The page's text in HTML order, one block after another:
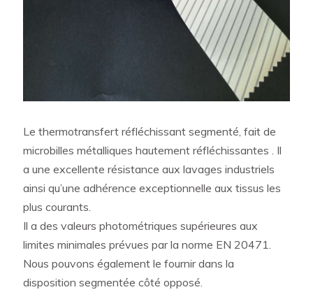
Le thermotransfert réfléchissant segmenté, fait de
microbilles métalliques hautement réfléchissantes . Il
a une excellente résistance aux lavages industriels
ainsi qu’une adhérence exceptionnelle aux tissus les
plus courants.
Il a des valeurs photométriques supérieures aux
limites minimales prévues par la norme EN 20471.
Nous pouvons également le fournir dans la
disposition segmentée côté opposé.